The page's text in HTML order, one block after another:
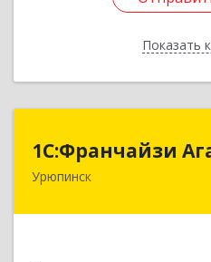
Показать
1С:Франчайзи
Урюпинск
403113, Волгоградская